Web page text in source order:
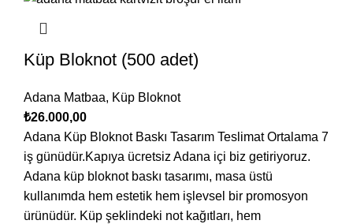
Küp Bloknot (500 adet)
Adana Matbaa, Küp Bloknot
₺26.000,00
Adana Küp Bloknot Baskı Tasarım Teslimat Ortalama 7
iş günüdür.Kapıya ücretsiz Adana içi biz getiriyoruz.
Adana küp bloknot baskı tasarımı, masa üstü
kullanımda hem estetik hem işlevsel bir promosyon
ürünüdür. Küp şeklindeki not kağıtları, hem